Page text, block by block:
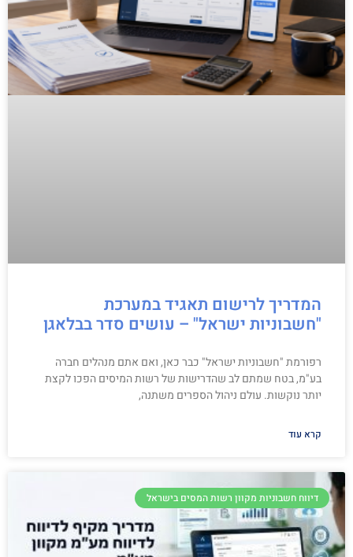
המדריך לרישום תאגיד במערכת
"חשבוניות ישראל" – עושים סדר בבלאגן
רפורמת "חשבוניות ישראל" כבר כאן, ואם אתם מנהלים חברה
בע"מ, בטח שמתם לב שהדרישות של רשות המיסים הפכו לקצת
יותר נוקשות. עולם ניהול הספרים משתנה,
קרא עוד
דיווח חשבוניות מקוון רשות המסים בישראל